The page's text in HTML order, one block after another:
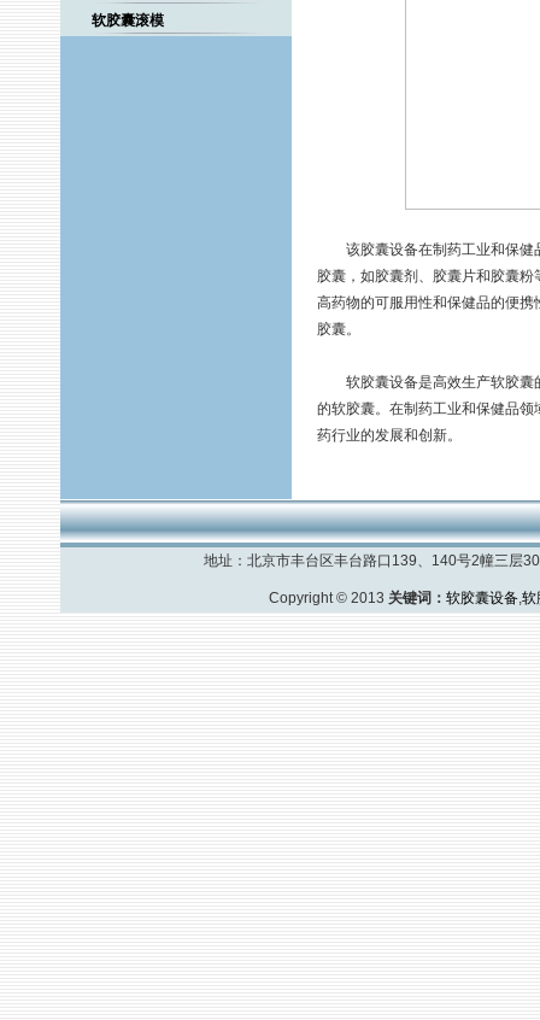
软胶囊滚模
该胶囊设备在制药工业和保健
胶囊，如胶囊剂、胶囊片和胶囊
高药物的可服用性和保健品的便
胶囊。
软胶囊设备是高效生产软胶囊
的软胶囊。在制药工业和保健品
药行业的发展和创新。
地址：北京市丰台区丰台路口139、140号2幢三
Copyright © 2013 关键词： 软胶囊设备,软